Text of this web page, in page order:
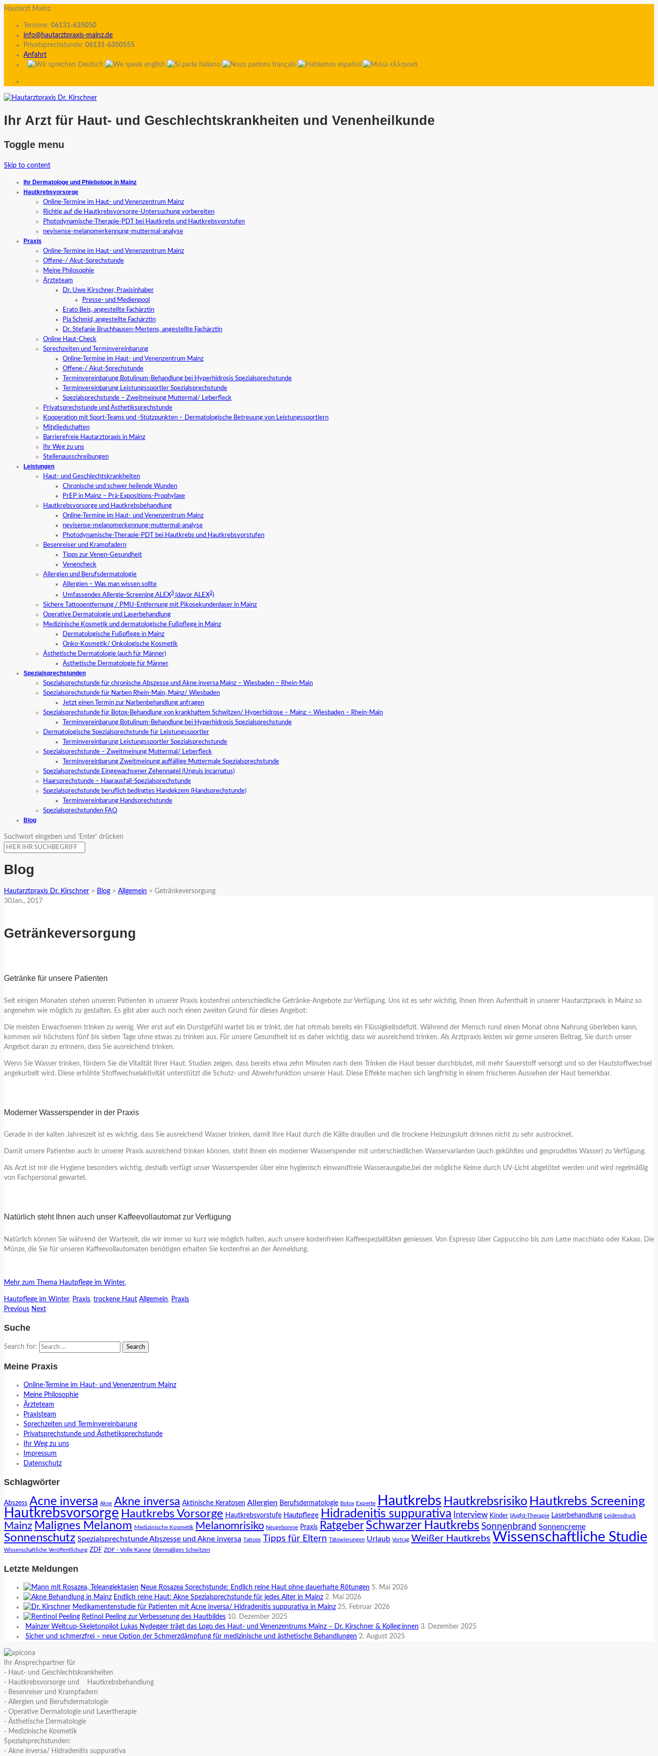
Hautarzt Mainz
Termine: 06131-635050
info@hautarztpraxis-mainz.de
Privatsprechstunde: 06131-6350555
Anfahrt
Ihr Arzt für Haut- und Geschlechtskrankheiten und Venenheilkunde
Toggle menu
Skip to content
Ihr Dermatologe und Phlebologe in Mainz
Hautkrebsvorsorge
Online-Termine im Haut- und Venenzentrum Mainz
Richtig auf die Hautkrebsvorsorge-Untersuchung vorbereiten
Photodynamische-Therapie-PDT bei Hautkrebs und Hautkrebsvorstufen
nevisense-melanomerkennung-muttermal-analyse
Praxis
Online-Termine im Haut- und Venenzentrum Mainz
Offene-/ Akut-Sprechstunde
Meine Philosophie
Ärzteteam
Dr. Uwe Kirschner, Praxisinhaber
Presse- und Medienpool
Erato Beis, angestellte Fachärztin
Pia Schmid, angestellte Fachärztin
Dr. Stefanie Bruchhausen-Mertens, angestellte Fachärztin
Online Haut-Check
Sprechzeiten und Terminvereinbarung
Online-Termine im Haut- und Venenzentrum Mainz
Offene-/ Akut-Sprechstunde
Terminvereinbarung Botulinum-Behandlung bei Hyperhidrosis Spezialsprechstunde
Terminvereinbarung Leistungssportler Spezialsprechstunde
Spezialsprechstunde – Zweitmeinung Muttermal/ Leberfleck
Privatsprechstunde und Ästhetiksprechstunde
Kooperation mit Sport-Teams und -Stützpunkten – Dermatologische Betreuung von Leistungssportlern
Mitgliedschaften
Barrierefreie Hautarztpraxis in Mainz
Ihr Weg zu uns
Stellenausschreibungen
Leistungen
Haut- und Geschlechtskrankheiten
Chronische und schwer heilende Wunden
PrEP in Mainz – Prä-Expositions-Prophylaxe
Hautkrebsvorsorge und Hautkrebsbehandlung
Online-Termine im Haut- und Venenzentrum Mainz
nevisense-melanomerkennung-muttermal-analyse
Photodynamische-Therapie-PDT bei Hautkrebs und Hautkrebsvorstufen
Besenreiser und Krampfadern
Tipps zur Venen-Gesundheit
Venencheck
Allergien und Berufsdermatologie
Allergien – Was man wissen sollte
Umfassendes Allergie-Screening ALEX3 (davor ALEX2)
Sichere Tattooentfernung / PMU-Entfernung mit Pikosekundenlaser in Mainz
Operative Dermatologie und Laserbehandlung
Medizinische Kosmetik und dermatologische Fußpflege in Mainz
Dermatologische Fußpflege in Mainz
Onko-Kosmetik/ Onkologische Kosmetik
Ästhetische Dermatologie (auch für Männer)
Ästhetische Dermatologie für Männer
Spezialsprechstunden
Spezialsprechstunde für chronische Abszesse und Akne inversa Mainz – Wiesbaden – Rhein-Main
Spezialsprechstunde für Narben Rhein-Main, Mainz/ Wiesbaden
Jetzt einen Termin zur Narbenbehandlung anfragen
Spezialsprechstunde für Botox-Behandlung von krankhaftem Schwitzen/ Hyperhidrose – Mainz – Wiesbaden – Rhein-Main
Terminvereinbarung Botulinum-Behandlung bei Hyperhidrosis Spezialsprechstunde
Dermatologische Spezialsprechstunde für Leistungssportler
Terminvereinbarung Leistungssportler Spezialsprechstunde
Spezialsprechstunde – Zweitmeinung Muttermal/ Leberfleck
Terminvereinbarung Zweitmeinung auffällige Muttermale Spezialsprechstunde
Spezialsprechstunde Eingewachsener Zehennagel (Unguis incarnatus)
Haarsprechstunde – Haarausfall-Spezialsprechstunde
Spezialsprechstunde beruflich bedingtes Handekzem (Handsprechstunde)
Terminvereinbarung Handsprechstunde
Spezialsprechstunden FAQ
Blog
Suchwort eingeben und 'Enter' drücken
Blog
Hautarztpraxis Dr. Kirschner > Blog > Allgemein > Getränkeversorgung
30Jan., 2017
Getränkeversorgung
Getränke für unsere Patienten
Seit einigen Monaten stehen unseren Patienten in unserer Praxis kostenfrei unterschiedliche Getränke-Angebote zur Verfügung. Uns ist es sehr wichtig, Ihnen Ihren Aufenthalt in unserer Hautarztpraxis in Mainz so
angenehm wie möglich zu gestalten. Es gibt aber auch noch einen zweiten Grund für dieses Angebot:
Die meisten Erwachsenen trinken zu wenig. Wer erst auf ein Durstgefühl wartet bis er trinkt, der hat oftmals bereits ein Flüssigkeitsdefizit. Während der Mensch rund einen Monat ohne Nahrung überleben kann,
kommen wir höchstens fünf bis sieben Tage ohne etwas zu trinken aus. Für unsere Gesundheit ist es daher wichtig, dass wir ausreichend trinken. Als Arztpraxis leisten wir gerne unseren Beitrag, Sie durch unser
Angebot daran zu erinnern, dass Sie ausreichend trinken.
Wenn Sie Wasser trinken, fördern Sie die Vitalität Ihrer Haut. Studien zeigen, dass bereits etwa zehn Minuten nach dem Trinken die Haut besser durchblutet, mit mehr Sauerstoff versorgt und so der Hautstoffwechsel
angekurbelt wird. Diese erhöhte Stoffwechselaktivität unterstützt die Schutz- und Abwehrfunktion unserer Haut. Diese Effekte machen sich langfristig in einem frischeren Aussehen der Haut bemerkbar.
Moderner Wasserspender in der Praxis
Gerade in der kalten Jahreszeit ist es wichtig, dass Sie ausreichend Wasser trinken, damit Ihre Haut durch die Kälte draußen und die trockene Heizungsluft drinnen nicht zu sehr austrocknet.
Damit unsere Patienten auch in unserer Praxis ausreichend trinken können, steht ihnen ein moderner Wasserspender mit unterschiedlichen Wasservarianten (auch gekühltes und gesprudeltes Wasser) zu Verfügung.
Als Arzt ist mir die Hygiene besonders wichtig, deshalb verfügt unser Wasserspender über eine hygienisch einwandfreie Wasserausgabe,bei der mögliche Keime durch UV-Licht abgetötet werden und wird regelmäßig
von Fachpersonal gewartet.
Natürlich steht Ihnen auch unser Kaffeevollautomat zur Verfügung
Natürlich können Sie während der Wartezeit, die wir immer so kurz wie möglich halten, auch unsere kostenfreien Kaffeespezialitäten geniessen. Von Espresso über Cappuccino bis zum Latte macchiato oder Kakao. Die
Münze, die Sie für unseren Kaffeevollautomaten benötigen erhalten Sie kostenfrei an der Anmeldung.
Mehr zum Thema Hautpflege im Winter.
Hautpflege im Winter, Praxis, trockene Haut Allgemein, Praxis
Previous Next
Suche
Search for:
Meine Praxis
Online-Termine im Haut- und Venenzentrum Mainz
Meine Philosophie
Ärzteteam
Praxisteam
Sprechzeiten und Terminvereinbarung
Privatsprechstunde und Ästhetiksprechstunde
Ihr Weg zu uns
Impressum
Datenschutz
Schlagwörter
Abszess Acne inversa Akne Akne inversa Aktinische Keratosen Allergien Berufsdermatologie Botox Experte Hautkrebs Hautkrebsrisiko Hautkrebs Screening
Hautkrebsvorsorge Hautkrebs Vorsorge Hautkrebsvorstufe Hautpflege Hidradenitis suppurativa Interview Kinder lAight-Therapie Laserbehandlung Leidensdruck
Mainz Malignes Melanom Medizinische Kosmetik Melanomrisiko Neugeborene Praxis Ratgeber Schwarzer Hautkrebs Sonnenbrand Sonnencreme
Sonnenschutz Spezialsprechstunde Abszesse und Akne inversa Tattoos Tipps für Eltern Tätowierungen Urlaub Vortrag Weißer Hautkrebs Wissenschaftliche Studie
Wissenschaftliche Veröffentlichung ZDF ZDF - Volle Kanne Übermäßiges Schwitzen
Letzte Meldungen
Neue Rosazea Sprechstunde: Endlich reine Haut ohne dauerhafte Rötungen 5. Mai 2026
Endlich reine Haut: Akne Spezialsprechstunde für jedes Alter in Mainz 2. Mai 2026
Medikamentenstudie für Patienten mit Acne inversa/ Hidradenitis suppurativa in Mainz 25. Februar 2026
Retinol Peeling zur Verbesserung des Hautbildes 10. Dezember 2025
Mainzer Weltcup-Skeletonpilot Lukas Nydegger trägt das Logo des Haut- und Venenzentrums Mainz – Dr. Kirschner & Kolleg:innen 3. Dezember 2025
Sicher und schmerzfrei – neue Option der Schmerzdämpfung für medizinische und ästhetische Behandlungen 2. August 2025
Ihr Ansprechpartner für
- Haut- und Geschlechtskrankheiten
- Hautkrebsvorsorge und Hautkrebsbehandlung
- Besenreiser und Krampfadern
- Allergien und Berufsdermatologie
- Operative Dermatologie und Lasertherapie
- Ästhetische Dermatologie
- Medizinische Kosmetik
Spezialsprechstunden:
- Akne inversa/ Hidradenitis suppurativa